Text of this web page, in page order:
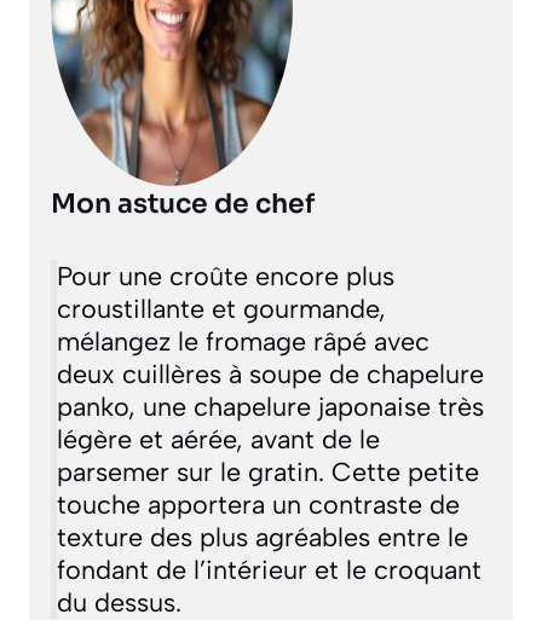
Mon astuce de chef
Pour une croûte encore plus
croustillante et gourmande,
mélangez le fromage râpé avec
deux cuillères à soupe de chapelure
panko, une chapelure japonaise très
légère et aérée, avant de le
parsemer sur le gratin. Cette petite
touche apportera un contraste de
texture des plus agréables entre le
fondant de l’intérieur et le croquant
du dessus.